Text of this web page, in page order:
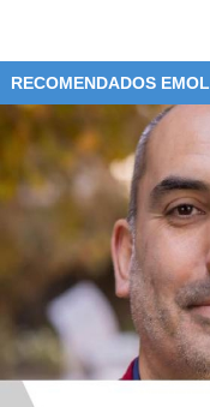
RECOMENDADOS EMOL